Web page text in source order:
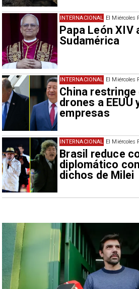
El Miércoles
Papa León XIV
Sudamérica
INTERNACIONAL
El Miércoles
China
drones a EEUU
empresas
INTERNACIONAL
El Miércoles
Brasil reduce
diplomático
dichos de Milei
INTERNACIONAL